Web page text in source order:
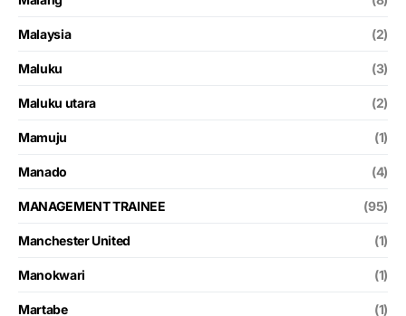
Malaysia (2)
Maluku (3)
Maluku utara (2)
Mamuju (1)
Manado (4)
MANAGEMENT TRAINEE (95)
Manchester United (1)
Manokwari (1)
Martabe (1)